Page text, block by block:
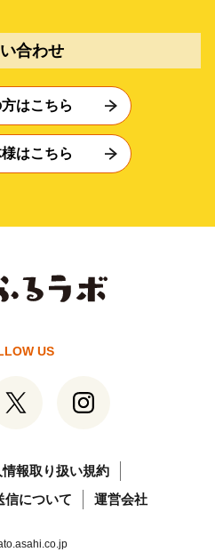
合わせ
はこちら
はこちら
US
報取り扱い規約
信について
運営会社